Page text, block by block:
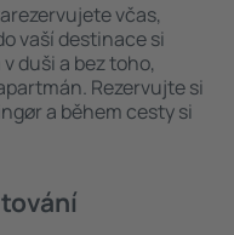
včas,
vaší destinace si
duši a bez toho,
Rezervujte si
a během cesty si